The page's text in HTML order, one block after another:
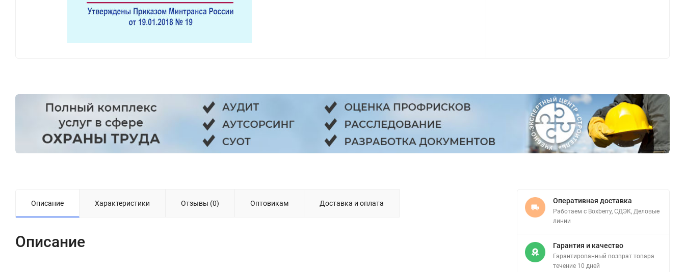
Описание Характеристики Отзывы (0) Оптовикам Доставка и оплата
Описание
Оперативная доставка
Работаем с Boxberry, СДЭК, Деловые
линии
Гарантия и качество
Гарантированный возврат товара
течение 10 дней